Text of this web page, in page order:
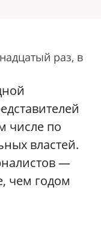
раз, в
числе по
властей.
—
чем годом